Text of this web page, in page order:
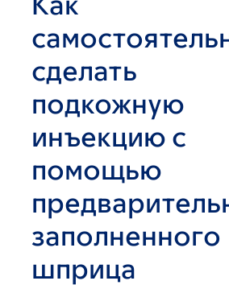
сделать
подкожную
инъекцию с
помощью
заполненного
шприца